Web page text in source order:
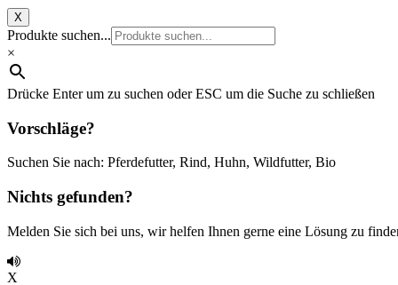
X
Produkte suchen...
×
Drücke Enter um zu suchen oder ESC um die Suche zu schließen
Vorschläge?
Suchen Sie nach: Pferdefutter, Rind, Huhn, Wildfutter, Bio
Nichts gefunden?
Melden Sie sich bei uns, wir helfen Ihnen gerne eine Lösung zu
X